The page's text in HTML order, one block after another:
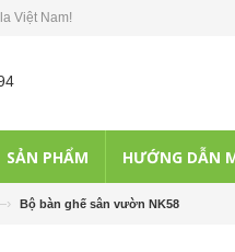
Việt Nam!
SẢN PHẨM HƯỚNG DẪN
Bộ bàn ghế sân vườn NK58